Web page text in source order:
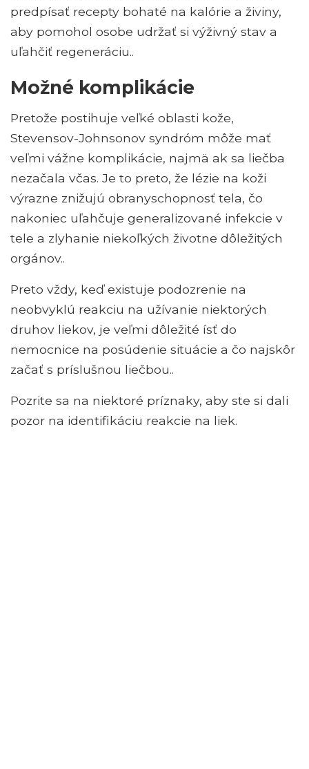
predpísať recepty bohaté na kalórie a živiny,
aby pomohol osobe udržať si výživný stav a
uľahčiť regeneráciu..
Možné komplikácie
Pretože postihuje veľké oblasti kože,
Stevensov-Johnsonov syndróm môže mať
veľmi vážne komplikácie, najmä ak sa liečba
nezačala včas. Je to preto, že lézie na koži
výrazne znižujú obranyschopnosť tela, čo
nakoniec uľahčuje generalizované infekcie v
tele a zlyhanie niekoľkých životne dôležitých
orgánov..
Preto vždy, keď existuje podozrenie na
neobvyklú reakciu na užívanie niektorých
druhov liekov, je veľmi dôležité ísť do
nemocnice na posúdenie situácie a čo najskôr
začať s príslušnou liečbou..
Pozrite sa na niektoré príznaky, aby ste si dali
pozor na identifikáciu reakcie na liek.